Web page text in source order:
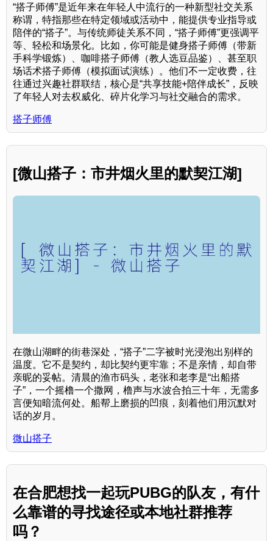
“搭子师傅”是近年来在年轻人中流行的一种新型社交关系
称谓，特指那些在特定领域或活动中，能提供专业指导或
陪伴的“搭子”。与传统师徒关系不同，“搭子师傅”更强调平
等、轻松和场景化。比如，你可能是健身搭子师傅（带新
手科学锻炼）、咖啡搭子师傅（教人选豆品鉴）、甚至职
场话术搭子师傅（模拟面试演练）。他们不一定收费，往
往通过兴趣社群联结，核心是“共享技能+陪伴成长”，反映
了年轻人对去权威化、碎片化学习与社交融合的需求。
搭子师傅
[微山搭子：市井烟火里的默契江湖]
在微山湖畔的街巷深处，“搭子”二字被时光浸泡出别样的
温度。它不是契约，却比契约更牢靠；不是亲情，却自带
亲昵的妥帖。清晨的渔市码头，老张和老李是“出船搭
子”，一个摇橹一个撒网，橹声与水波合拍三十年，无需多
言便知暗流何处。船帮上磨损的凹痕，刻着他们用沉默对
话的岁月。
微山搭子
在合肥想找一起玩PUBG的队友，有什
么靠谱的寻找途径或本地社群推荐
吗？